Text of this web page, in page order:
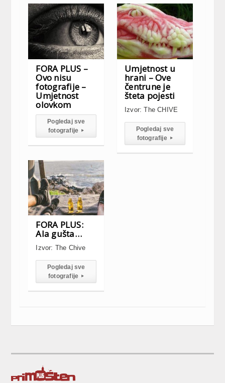
FORA PLUS –
Ovo nisu
fotografije –
Umjetnost
olovkom
Pogledaj sve
fotografije▸
Umjetnost u
hrani – Ove
čentrune je
šteta pojesti
Izvor: The CHIVE
Pogledaj sve
fotografije▸
FORA PLUS:
Ala gušta…
Izvor: The Chive
Pogledaj sve
fotografije▸